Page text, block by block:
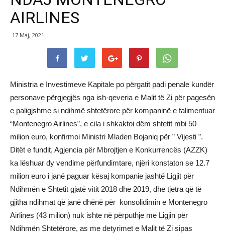
AIRLINES
17 Maj, 2021
Ministria e Investimeve Kapitale po përgatit padi penale kundër
personave përgjegjës nga ish-qeveria e Malit të Zi për pagesën
e paligjshme si ndihmë shtetërore për kompaninë e falimentuar
“Montenegro Airlines”, e cila i shkaktoi dëm shtetit mbi 50
milion euro, konfirmoi Ministri Mladen Bojaniq për ” Vijesti ”.
Ditët e fundit, Agjencia për Mbrojtjen e Konkurrencës (AZZK)
ka lëshuar dy vendime përfundimtare, njëri konstaton se 12.7
milion euro i janë paguar kësaj kompanie jashtë Ligjit për
Ndihmën e Shtetit gjatë vitit 2018 dhe 2019, dhe tjetra që të
gjitha ndihmat që janë dhënë për konsolidimin e Montenegro
Airlines (43 milion) nuk ishte në përputhje me Ligjin për
Ndihmën Shtetërore, as me detyrimet e Malit të Zi sipas